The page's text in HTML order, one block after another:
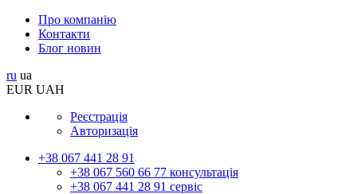
Про компанію
Контакти
Блог новин
ru ua
EUR UAH
Реєстрація
Авторизація
+38 067 441 28 91
+38 067 560 66 77 консультація
+38 067 441 28 91 сервіс